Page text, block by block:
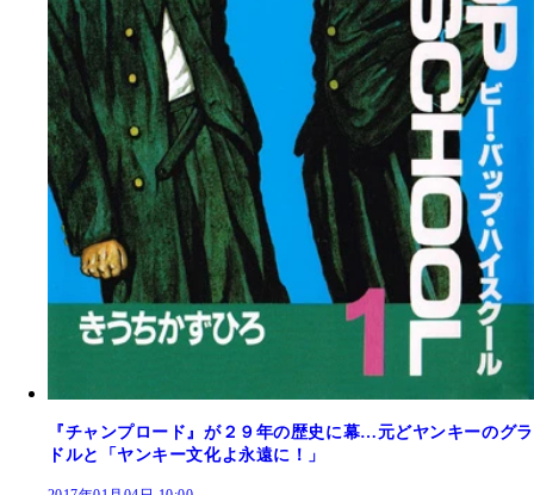
『チャンプロード』が２９年の歴史に幕…元どヤンキーのグラ
ドルと「ヤンキー文化よ永遠に！」